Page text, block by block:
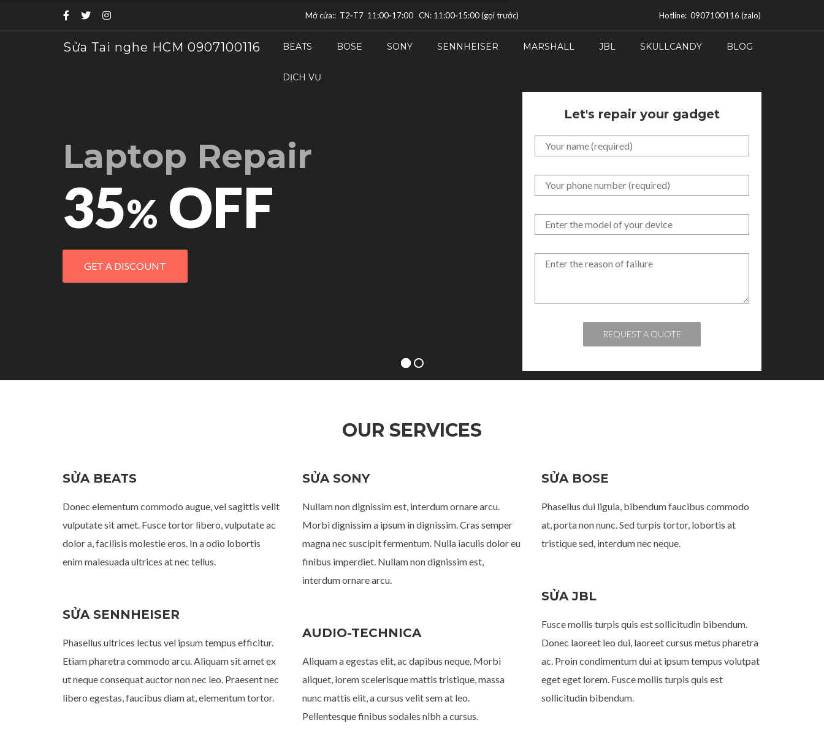
Mở cửa:: T2‑T7 11:00‑17:00 CN: 11:00‑15:00 (gọi trước) Hotline: 0907100116 (zalo)
Sửa Tai nghe HCM 0907100116 BEATS BOSE SONY SENNHEISER MARSHALL JBL SKULLCANDY BLOG
DỊCH VỤ
Let's repair your gadget
Laptop Repair
35% OFF
GET A DISCOUNT
OUR SERVICES
SỬA BEATS
Donec elementum commodo augue, vel sagittis velit
vulputate sit amet. Fusce tortor libero, vulputate ac
dolor a, facilisis molestie eros. In a odio lobortis
enim malesuada ultrices at nec tellus.
SỬA SONY
Nullam non dignissim est, interdum ornare arcu.
Morbi dignissim a ipsum in dignissim. Cras semper
magna nec suscipit fermentum. Nulla iaculis dolor eu
finibus imperdiet. Nullam non dignissim est,
interdum ornare arcu.
SỬA BOSE
Phasellus dui ligula, bibendum faucibus commodo
at, porta non nunc. Sed turpis tortor, lobortis at
tristique sed, interdum nec neque.
SỬA JBL
Fusce mollis turpis quis est sollicitudin bibendum.
Donec laoreet leo dui, laoreet cursus metus pharetra
ac. Proin condimentum dui at ipsum tempus volutpat
eget eget lorem. Fusce mollis turpis quis est
sollicitudin bibendum.
SỬA SENNHEISER
Phasellus ultrices lectus vel ipsum tempus efficitur.
Etiam pharetra commodo arcu. Aliquam sit amet ex
ut neque consequat auctor non nec leo. Praesent nec
libero egestas, faucibus diam at, elementum tortor.
AUDIO-TECHNICA
Aliquam a egestas elit, ac dapibus neque. Morbi
aliquet, lorem scelerisque mattis tristique, massa
nunc mattis elit, a cursus velit sem at leo.
Pellentesque finibus sodales nibh a cursus.